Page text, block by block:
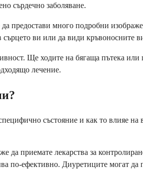
сърдечно заболяване.
предостави много подробни
ви или да види кръвоносните
Ще ходите на бягаща пътека или
лечение.
състояние и как то влияе
приемате лекарства за
по-ефективно. Диуретиците могат да